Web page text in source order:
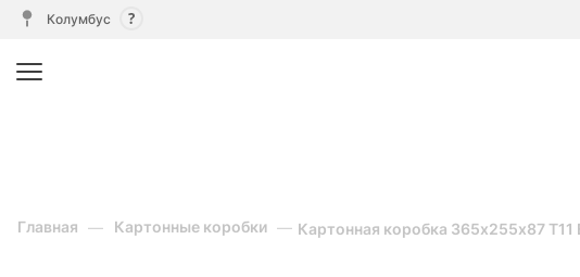
Колумбус
Главная Картонные коробки Картонная коробка 365х255х87 Т11